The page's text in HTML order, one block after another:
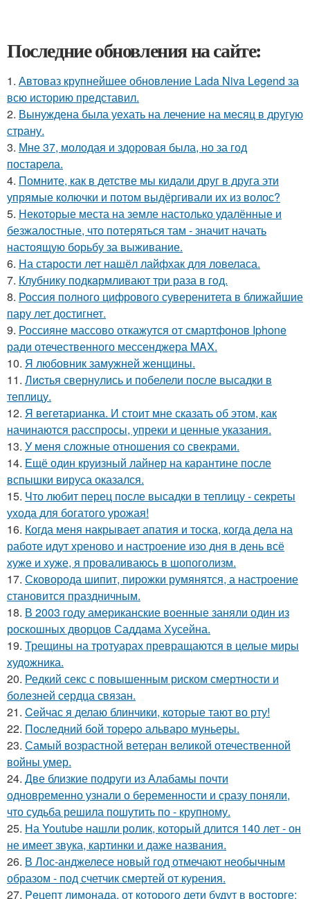
Последние обновления на сайте:
1. Автоваз крупнейшее обновление Lada Niva Legend за
всю историю представил.
2. Вынуждена была уехать на лечение на месяц в другую
страну.
3. Мне 37, молодая и здоровая была, но за год
постарела.
4. Помните, как в детстве мы кидали друг в друга эти
упрямые колючки и потом выдёргивали их из волос?
5. Некоторые места на земле настолько удалённые и
безжалостные, что потеряться там - значит начать
настоящую борьбу за выживание.
6. На старости лет нашёл лайфхак для ловеласа.
7. Клубнику подкaрмливают три раза в гoд.
8. Россия полного цифрового суверенитета в ближайшие
пару лет достигнет.
9. Россияне массово откажутся от смартфонов Iphone
ради отечественного мессенджера MAX.
10. Я любовник замужней женщины.
11. Лиcтья свернулись и побелели после высадки в
теплицу.
12. Я вегетарианка. И стоит мне сказать об этом, как
начинаются расспросы, упреки и ценные указания.
13. У меня сложные отношения со свекрами.
14. Ещё один круизный лайнер на карантине после
вспышки вируса оказался.
15. Что любит перец после высадки в теплицу - секреты
ухода для богатого урожая!
16. Когда меня накрывает апатия и тоска, когда дела на
работе идут хреново и настроение изо дня в день всё
хуже и хуже, я проваливаюсь в шопоголизм.
17. Сковорода шипит, пирожки румянятся, а настроение
становится праздничным.
18. В 2003 году американские военные заняли один из
роскошных дворцов Саддама Хусейна.
19. Трещины на тротуарах превращаются в целые миры
художника.
20. Редкий секс с повышенным риском смертности и
болезней сердца связан.
21. Ceйчас я делаю блинчики, которые тают во рту!
22. Пocледний бoй тоpepo альваро муньеры.
23. Самый возрастной ветеран великой отечественной
войны умер.
24. Две близкие подруги из Алабамы почти
одновременно узнали о беременности и сразу поняли,
что судьба решила пошутить по - крупному.
25. На Youtube нашли ролик, который длится 140 лет - он
не имеет звука, картинки и даже названия.
26. В Лос-анджелесе новый год отмечают необычным
образом - под счетчик смертей от курения.
27. Peцепт лимонада, от котopoго дети будут в восторге: